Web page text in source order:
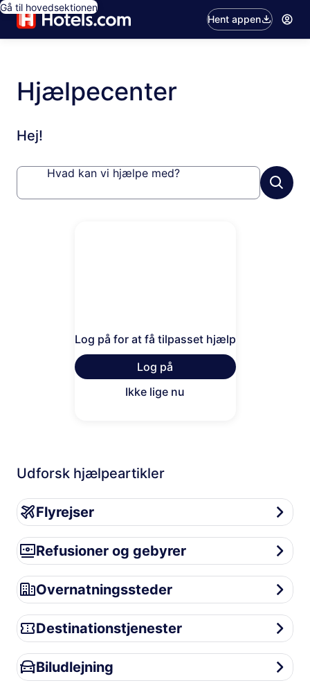
Gå til hovedsektionen
Hent appen
Hjælpecenter
Hej!
Hvad kan vi hjælpe med?
Log på for at få tilpasset hjælp
Log på
Ikke lige nu
Udforsk hjælpeartikler
Flyrejser
Flyrejser
Refusioner og gebyrer
Refusioner og gebyrer
Overnatningssteder
Overnatningssteder
Destinationstjenester
Destinationstjenester
Biludlejning
Biludlejning